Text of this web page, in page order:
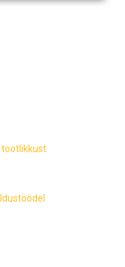
tootlikkust